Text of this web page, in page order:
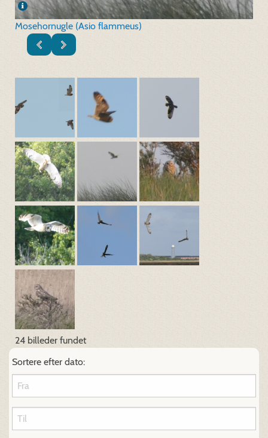
Mosehornugle (Asio flammeus)
24 billeder fundet
Sortere efter dato: